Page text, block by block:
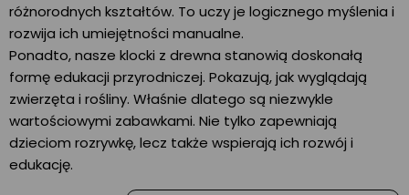
różnorodnych kształtów. To uczy je logicznego myślenia i
rozwija ich umiejętności manualne.
Ponadto, nasze klocki z drewna stanowią doskonałą
formę edukacji przyrodniczej. Pokazują, jak wyglądają
zwierzęta i rośliny. Właśnie dlatego są niezwykle
wartościowymi zabawkami. Nie tylko zapewniają
dzieciom rozrywkę, lecz także wspierają ich rozwój i
edukację.